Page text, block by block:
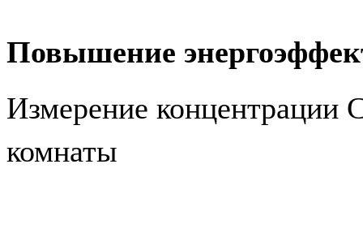
Повышение
Измерение концентрации
комнаты